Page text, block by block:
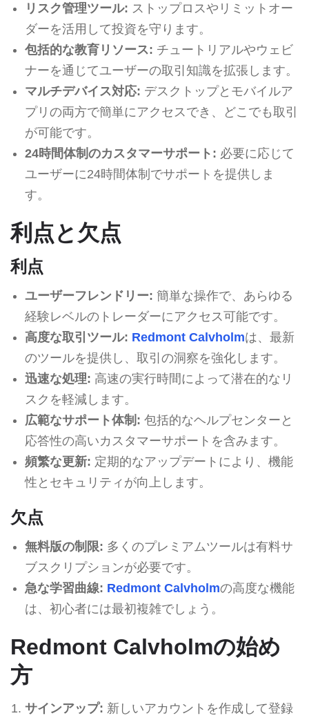
リスク管理ツール: ストップロスやリミットオー
ダーを活用して投資を守ります。
包括的な教育リソース: チュートリアルやウェビ
ナーを通じてユーザーの取引知識を拡張します。
マルチデバイス対応: デスクトップとモバイルア
プリの両方で簡単にアクセスでき、どこでも取引
が可能です。
24時間体制のカスタマーサポート: 必要に応じて
ユーザーに24時間体制でサポートを提供しま
す。
利点と欠点
利点
ユーザーフレンドリー: 簡単な操作で、あらゆる
経験レベルのトレーダーにアクセス可能です。
高度な取引ツール: Redmont Calvholmは、最新
のツールを提供し、取引の洞察を強化します。
迅速な処理: 高速の実行時間によって潜在的なリ
スクを軽減します。
広範なサポート体制: 包括的なヘルプセンターと
応答性の高いカスタマーサポートを含みます。
頻繁な更新: 定期的なアップデートにより、機能
性とセキュリティが向上します。
欠点
無料版の制限: 多くのプレミアムツールは有料サ
ブスクリプションが必要です。
急な学習曲線: Redmont Calvholmの高度な機能
は、初心者には最初複雑でしょう。
Redmont Calvholmの始め
方
サインアップ: 新しいアカウントを作成して登録